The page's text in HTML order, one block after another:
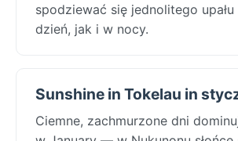
spodziewać się jednolitego
dzień, jak i w nocy.
Sunshine in Tokelau in
Ciemne, zachmurzone dni